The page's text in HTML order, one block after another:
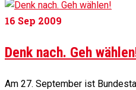
16 Sep 2009
Denk nach. Geh
Am 27. September ist